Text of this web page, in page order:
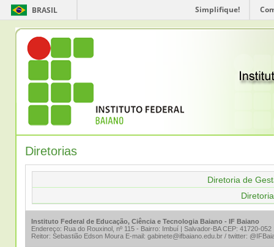
BRASIL Simplifique!
Diretorias
Diretoria de
Instituto Federal de Educação, Ciência e Tecnologia Baiano - IF Baiano
Endereço: Rua do Rouxinol, nº 115 - Bairro: Imbuí | Salvador-BA CEP: 41720-
Reitor: Sebastião Edson Moura E-mail: gabinete@ifbaiano.edu.br / twitter: